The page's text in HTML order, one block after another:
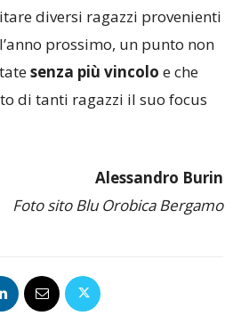
diversi ragazzi provenienti
prossimo, un punto non
senza più vincolo e che
di tanti ragazzi il suo focus
Alessandro Burin
Foto sito Blu Orobica Bergamo